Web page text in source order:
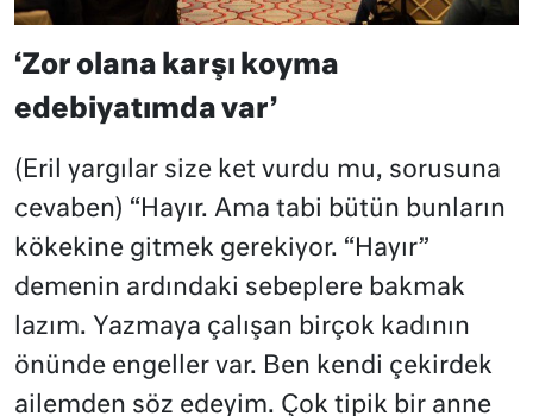
‘Zor olana karşı koyma
edebiyatımda var’
(Eril yargılar size ket vurdu mu, sorusuna
cevaben) “ Hayır. Ama tabi bütün bunların
kökekine gitmek gerekiyor. “Hayır”
demenin ardındaki sebeplere bakmak
lazım. Yazmaya çalışan birçok kadının
önünde engeller var. Ben kendi çekirdek
ailemden söz edeyim. Çok tipik bir anne